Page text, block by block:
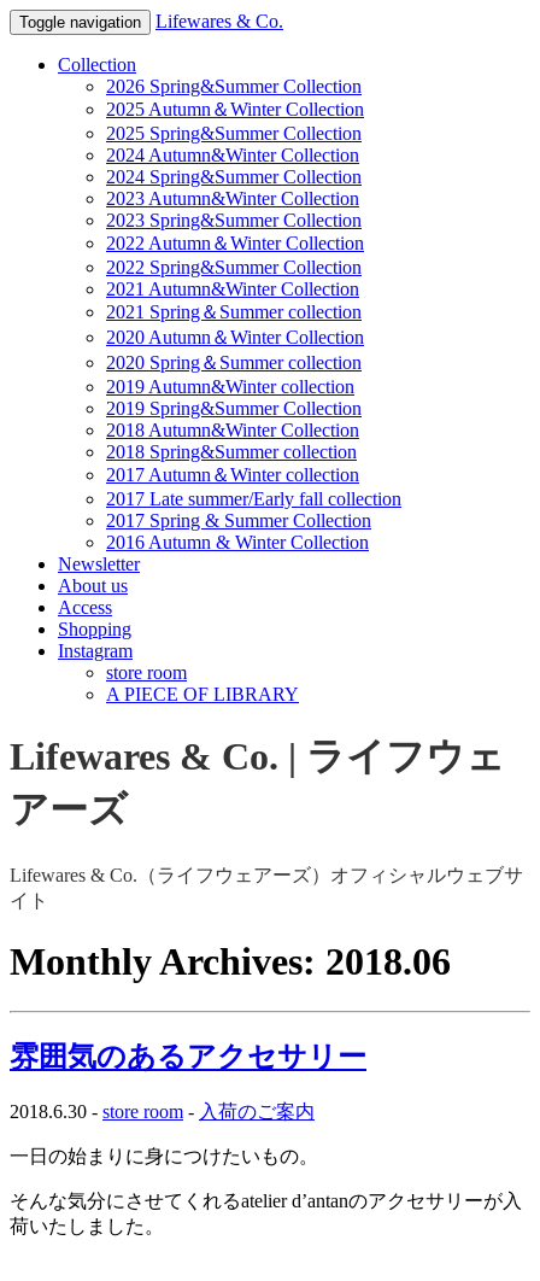
Toggle navigation Lifewares & Co.
Collection
2026 Spring&Summer Collection
2025 Autumn＆Winter Collection
2025 Spring&Summer Collection
2024 Autumn&Winter Collection
2024 Spring&Summer Collection
2023 Autumn&Winter Collection
2023 Spring&Summer Collection
2022 Autumn＆Winter Collection
2022 Spring&Summer Collection
2021 Autumn&Winter Collection
2021 Spring＆Summer collection
2020 Autumn＆Winter Collection
2020 Spring＆Summer collection
2019 Autumn&Winter collection
2019 Spring&Summer Collection
2018 Autumn&Winter Collection
2018 Spring&Summer collection
2017 Autumn＆Winter collection
2017 Late summer/Early fall collection
2017 Spring & Summer Collection
2016 Autumn & Winter Collection
Newsletter
About us
Access
Shopping
Instagram
store room
A PIECE OF LIBRARY
Lifewares & Co. | ライフウェ
アーズ
Lifewares & Co.（ライフウェアーズ）オフィシャルウェブサ
イト
Monthly Archives: 2018.06
雰囲気のあるアクセサリー
2018.6.30 - store room - 入荷のご案内
一日の始まりに身につけたいもの。
そんな気分にさせてくれるatelier d’antanのアクセサリーが入
荷いたしました。